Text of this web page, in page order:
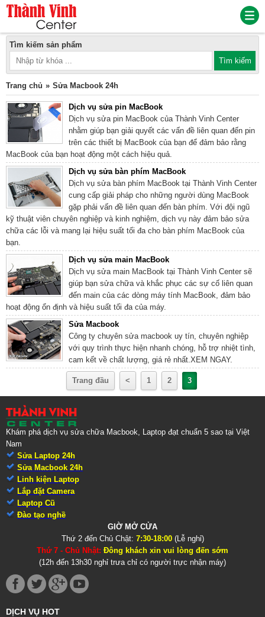
Tìm kiếm sản phẩm
Trang chủ Sửa Macbook 24h
Dịch vụ sửa pin MacBook
Dịch vụ sửa pin MacBook của Thành Vinh Center
nhằm giúp bạn giải quyết các vấn đề liên quan đến pin
trên các thiết bị MacBook của bạn để đảm bảo rằng
MacBook của bạn hoạt động một cách hiệu quả.
Dịch vụ sửa bàn phím MacBook
Dịch vụ sửa bàn phím MacBook tại Thành Vinh Center
cung cấp giải pháp cho những người dùng MacBook
gặp phải vấn đề liên quan đến bàn phím. Với đội ngũ
kỹ thuật viên chuyên nghiệp và kinh nghiệm, dịch vụ này đảm bảo sửa
chữa các lỗi và mang lại hiệu suất tối đa cho bàn phím MacBook của
bạn.
Dịch vụ sửa main MacBook
Dịch vụ sửa main MacBook tại Thành Vinh Center sẽ
giúp bạn sửa chữa và khắc phục các sự cố liên quan
đến main của các dòng máy tính MacBook, đảm bảo
hoạt động ổn định và hiệu suất tối đa của máy.
Sửa Macbook
Công ty chuyên sửa macbook uy tín, chuyên nghiệp
với quy trình thực hiện nhanh chóng, hỗ trợ nhiệt tình,
cam kết về chất lượng, giá rẻ nhất.XEM NGAY.
Trang đầu < 1 2 3
Khám phá dịch vụ sửa chữa Macbook, Laptop đạt chuẩn 5 sao tại Việt
Nam
Sửa Laptop 24h
Sửa Macbook 24h
Linh kiện Laptop
Lắp đặt Camera
Laptop Cũ
Đào tạo nghề
GIỜ MỞ CỬA
Thứ 2 đến Chủ Chật: 7:30-18:00(Lễ nghỉ)
Thứ 7 - Chủ Nhật: Đông khách xin vui lòng đến sớm
(12h đến 13h30 nghỉ trưa chỉ có người trực nhận máy)
DỊCH VỤ HOT